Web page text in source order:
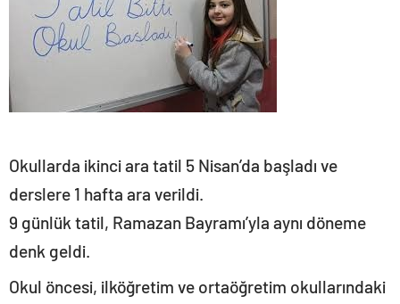
Okullarda ikinci ara tatil 5 Nisan’da başladı ve
derslere 1 hafta ara verildi.
9 günlük tatil, Ramazan Bayramı’yla aynı döneme
denk geldi.
Okul öncesi, ilköğretim ve ortaöğretim okullarındaki